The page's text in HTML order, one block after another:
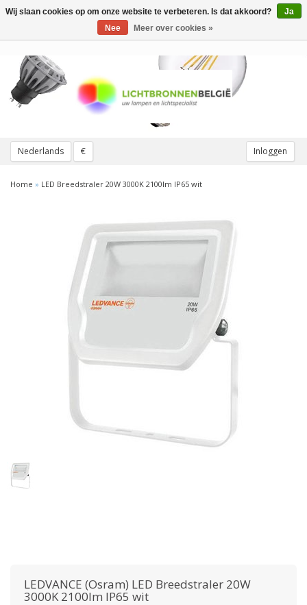
Nederlands € Inloggen
Toggle
Home » LED Breedstraler 20W 3000K 2100lm IP65 wit
LEDVANCE (Osram) LED Breedstraler 20W
3000K 2100lm IP65 wit
Wij slaan cookies op om onze website te verbeteren. Is dat akkoord?
Ja
Nee
Meer over cookies »